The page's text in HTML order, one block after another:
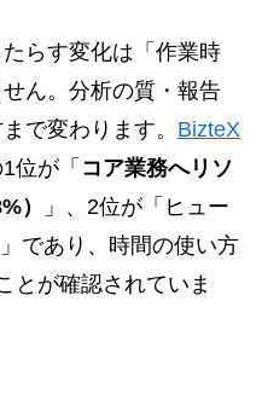
らす変化は「作業時
ん。分析の質・報告
で変わります。 BizteX
位が「 コア業務へリソ
）
」、2位が「ヒュー
であり、時間の使い方
とが確認されていま